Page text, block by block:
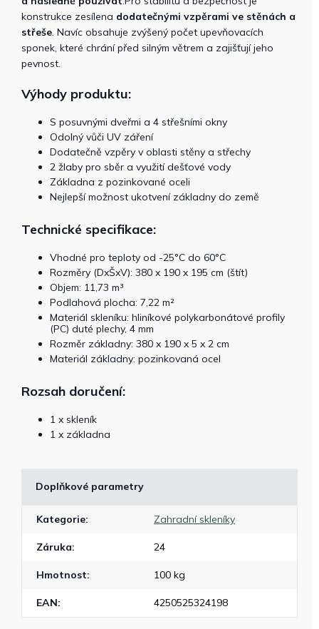
konstrukce zesílena dodatečnými vzpěrami ve stěnách a
střeše. Navíc obsahuje zvýšený počet upevňovacích
sponek, které chrání před silným větrem a zajišťují jeho
pevnost.
Výhody produktu:
S posuvnými dveřmi a 4 střešními okny
Odolný vůči UV záření
Dodatečně vzpěry v oblasti stěny a střechy
2 žlaby pro sběr a využití dešťové vody
Základna z pozinkované oceli
Nejlepší možnost ukotvení základny do země
Technické specifikace:
Vhodné pro teploty od -25°C do 60°C
Rozměry (DxŠxV): 380 x 190 x 195 cm (štít)
Objem: 11,73 m³
Podlahová plocha: 7,22 m²
Materiál skleníku: hliníkové polykarbonátové profily
(PC) duté plechy, 4 mm
Rozměr základny: 380 x 190 x 5 x 2 cm
Materiál základny: pozinkovaná ocel
Rozsah doručení:
1 x skleník
1 x základna
Doplňkové parametry
Kategorie: Zahradní skleníky
Záruka: 24
Hmotnost: 100 kg
EAN: 4250525324198